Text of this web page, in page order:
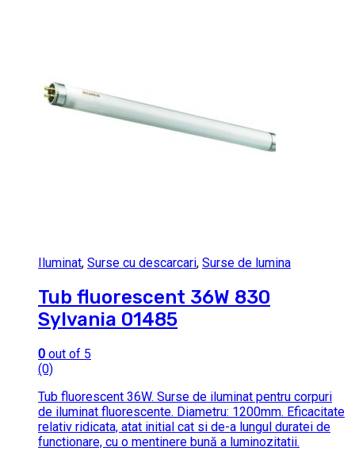
Iluminat, Surse cu descarcari, Surse de lumina
Tub fluorescent 36W 830
Sylvania 01485
0 out of 5
(0)
Tub fluorescent 36W. Surse de iluminat pentru corpuri
de iluminat fluorescente. Diametru: 1200mm. Eficacitate
relativ ridicata, atat initial cat si de-a lungul duratei de
functionare, cu o mentinere bună a luminozitatii.